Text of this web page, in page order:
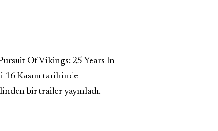
Of Vikings: 25 Years In
16 Kasım tarihinde
bir trailer yayınladı.